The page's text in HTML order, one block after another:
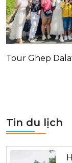
Tour Ghep
Tin du lịch